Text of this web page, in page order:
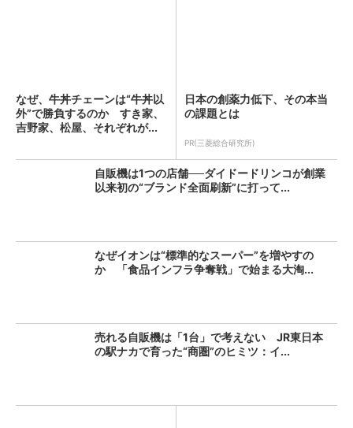
なぜ、牛丼チェーンは“牛丼以
外”で勝負するのか すき家、
吉野家、松屋、それぞれが...
日本の創薬力低下、その本当
の課題とは
PR(三菱総合研究所)
自販機は1つの店舗──ダイドードリンコが創業
以来初の“ブランド全面刷新”に打って...
なぜイオンは“標準的なスーパー”を増やすの
か 「食品インフラ争奪戦」で始まる大淘...
売れる自販機は「1台」で考えない JR東日本
の駅ナカで育った“商圏”のヒミツ：イ...